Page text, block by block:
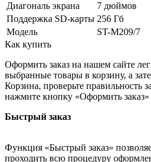
Диагональ экрана
7 дюймов
Поддержка SD-карты 256 Гб
Модель
ST-M209/7
Как купить
Оформить заказ на нашем сайте
выбранные товары в корзину, а
Корзина, проверьте правильность
нажмите кнопку «Оформить
Быстрый заказ
Функция «Быстрый заказ»
проходить всю процедуру